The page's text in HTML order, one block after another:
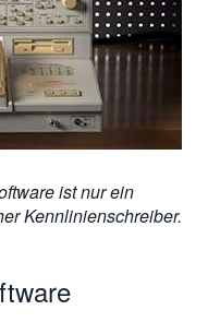
ist nur ein
Kennlinienschreiber.